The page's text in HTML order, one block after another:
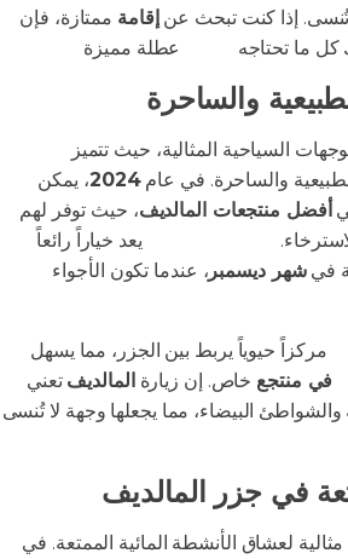
تُنسى. إذا كنت تبحث عنإقامة ممتازة، فإن
ما تحتاجه
والساحرة
السياحية المثالية، حيث تتميز
والساحرة. في عام2024، يمكن
أفضل منتجعات المالديف، حيث توفر لهم
يعد خياراً رائعاً
فيشهر ديسمبر ، عندما تكون الأجواء
مركزاً حيوياً يربط بين الجزر، مما يسهل
في منتجع خاص. إن زيارة المالديف تعني
والشواطئ البيضاء، مما يجعلها وجهة لا تُنسى
في جزر المالديف
لعشاق الأنشطة المائية الممتعة. في